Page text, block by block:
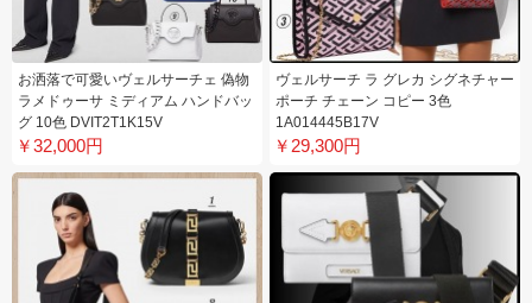
お洒落で可愛いヴェルサーチェ 偽物
ラメドゥーサ ミディアム ハンドバッ
グ 10色 DVIT2T1K15V
￥32,000円
ヴェルサーチ ラ グレカ シグネチャー
ポーチ チェーン コピー 3色
1A014445B17V
￥29,300円